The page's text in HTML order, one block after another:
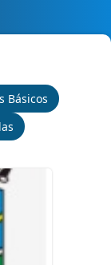
Básicos